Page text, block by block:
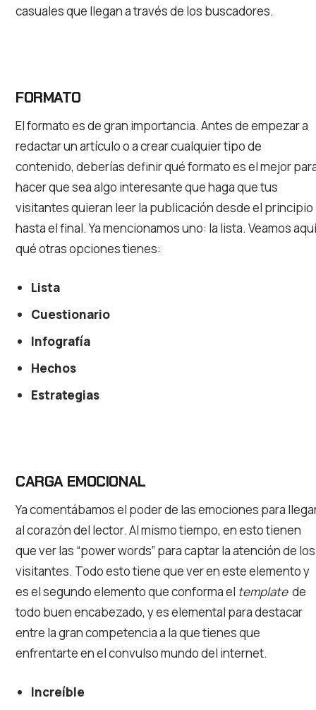
casuales que llegan a través de los buscadores.
FORMATO
El formato es de gran importancia. Antes de empezar a
redactar un artículo o a crear cualquier tipo de
contenido, deberías definir qué formato es el mejor
hacer que sea algo interesante que haga que tus
visitantes quieran leer la publicación desde el principio
hasta el final. Ya mencionamos uno: la lista. Veamos aquí
qué otras opciones tienes:
Lista
Cuestionario
Infografía
Hechos
Estrategias
CARGA EMOCIONAL
Ya comentábamos el poder de las emociones para
al corazón del lector. Al mismo tiempo, en esto tienen
que ver las “power words” para captar la atención de los
visitantes. Todo esto tiene que ver en este elemento y
es el segundo elemento que conforma el template de
todo buen encabezado, y es elemental para destacar
entre la gran competencia a la que tienes que
enfrentarte en el convulso mundo del internet.
Increíble